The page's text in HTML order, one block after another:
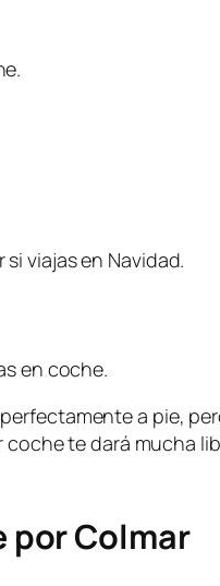
viajas en Navidad.
en coche.
a pie,
coche te dará mucha
por Colmar